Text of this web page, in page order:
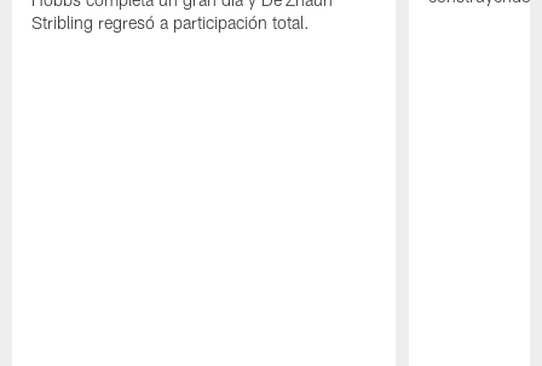
Stribling regresó a participación total.